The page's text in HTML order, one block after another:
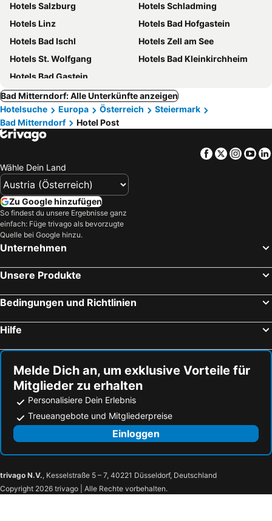
Hotels Salzburg
Hotels Schladming
Hotels Linz
Hotels Bad Hofgastein
Hotels Bad Ischl
Hotels Zell am See
Hotels St. Wolfgang
Hotels Bad Kleinkirchheim
Hotels Bad Gastein
Bad Mitterndorf: Alle Unterkünfte anzeigen
Hotelsuche
Europa Österreich
Steiermark
Bad Mitterndorf
Hotel Post
Facebook
Twitter
Wähle Dein Land
Zu Google hinzufügen
So findest du unsere Ergebnisse ganz
einfach: Füge trivago als bevorzugte
Quelle bei Google hinzu.
Unternehmen
Unsere Produkte
Bedingungen und Richtlinien
Hilfe
Melde Dich an, um exklusive Vorteile für
Mitglieder zu erhalten
Personalisiere Dein Erlebnis
Treueangebote und Mitgliederpreise
Einloggen
trivago N.V., Kesselstraße 5 – 7, 40221 Düsseldorf, Deutschland
Copyright 2026 trivago | Alle Rechte vorbehalten.